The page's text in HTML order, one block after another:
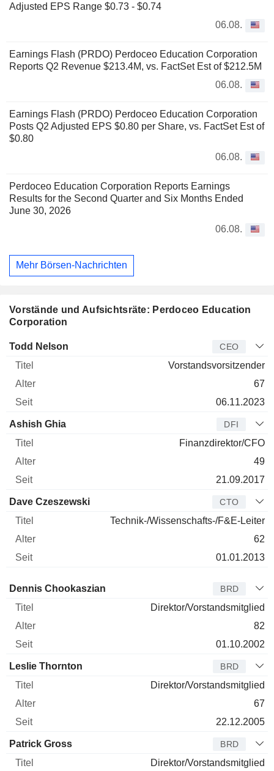
Adjusted EPS Range $0.73 - $0.74
06.08.
Earnings Flash (PRDO) Perdoceo Education Corporation
Reports Q2 Revenue $213.4M, vs. FactSet Est of $212.5M
06.08.
Earnings Flash (PRDO) Perdoceo Education Corporation
Posts Q2 Adjusted EPS $0.80 per Share, vs. FactSet Est of
$0.80
06.08.
Perdoceo Education Corporation Reports Earnings
Results for the Second Quarter and Six Months Ended
June 30, 2026
06.08.
Mehr Börsen-Nachrichten
Vorstände und Aufsichtsräte: Perdoceo Education
Corporation
Manager Titel
Todd Nelson CEO
Vorstandsvorsitzender
67
06.11.2023
Ashish Ghia DFI
Finanzdirektor/CFO
49
21.09.2017
Dave Czeszewski CTO
Technik-/Wissenschafts-/F&E-Leiter
62
01.01.2013
Verwaltungsratsmitglied
Dennis Chookaszian BRD
Direktor/Vorstandsmitglied
82
01.10.2002
Leslie Thornton BRD
Direktor/Vorstandsmitglied
67
22.12.2005
Patrick Gross BRD
Direktor/Vorstandsmitglied